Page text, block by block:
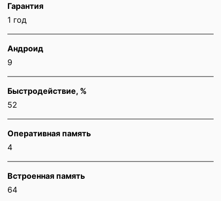
Гарантия
1 год
Андроид
9
Быстродействие, %
52
Оперативная память
4
Встроенная память
64